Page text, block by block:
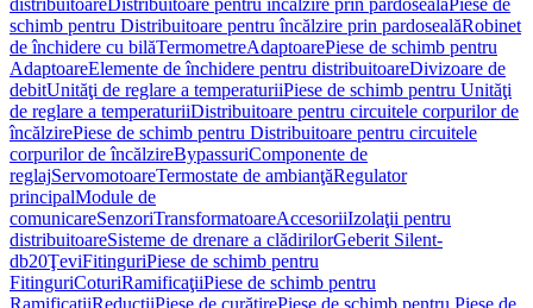
distribuitoareDistribuitoare pentru încălzire prin pardosealăPiese de
schimb pentru Distribuitoare pentru încălzire prin pardosealăRobinet
de închidere cu bilăTermometreAdaptoarePiese de schimb pentru
AdaptoareElemente de închidere pentru distribuitoareDivizoare de
debitUnităţi de reglare a temperaturiiPiese de schimb pentru Unităţi
de reglare a temperaturiiDistribuitoare pentru circuitele corpurilor de
încălzirePiese de schimb pentru Distribuitoare pentru circuitele
corpurilor de încălzireBypassuriComponente de
reglajServomotoareTermostate de ambianţăRegulator
principalModule de
comunicareSenzoriTransformatoareAccesoriiIzolaţii pentru
distribuitoareSisteme de drenare a clădirilorGeberit Silent-
db20ŢeviFitinguriPiese de schimb pentru
FitinguriCoturiRamificaţiiPiese de schimb pentru
RamificaţiiReducţiiPiese de curățirePiese de schimb pentru Piese de